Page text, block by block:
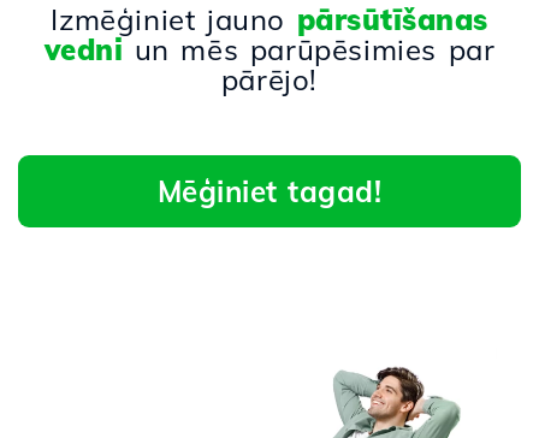
Izmēģiniet jauno pārsūtīšanas
vedni un mēs parūpēsimies par
pārējo!
Mēģiniet tagad!